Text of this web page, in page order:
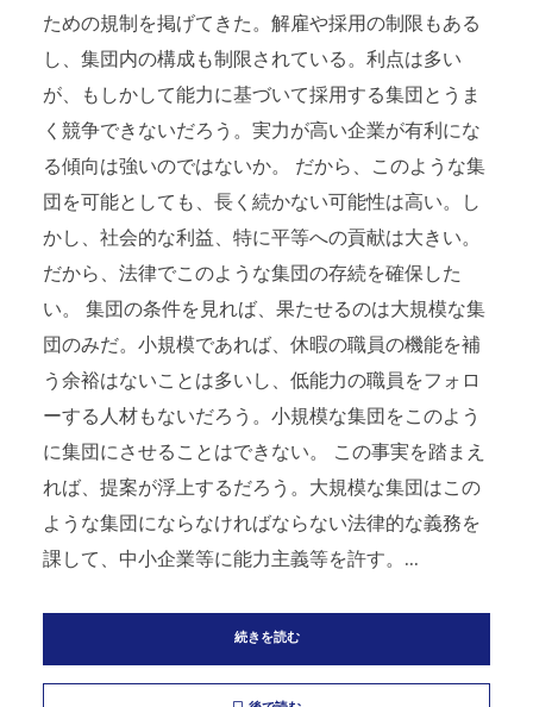
ための規制を掲げてきた。解雇や採用の制限もある
し、集団内の構成も制限されている。利点は多い
が、もしかして能力に基づいて採用する集団とうま
く競争できないだろう。実力が高い企業が有利にな
る傾向は強いのではないか。 だから、このような集
団を可能としても、長く続かない可能性は高い。し
かし、社会的な利益、特に平等への貢献は大きい。
だから、法律でこのような集団の存続を確保した
い。 集団の条件を見れば、果たせるのは大規模な集
団のみだ。小規模であれば、休暇の職員の機能を補
う余裕はないことは多いし、低能力の職員をフォロ
ーする人材もないだろう。小規模な集団をこのよう
に集団にさせることはできない。 この事実を踏まえ
れば、提案が浮上するだろう。大規模な集団はこの
ような集団にならなければならない法律的な義務を
課して、中小企業等に能力主義等を許す。...
続きを読む